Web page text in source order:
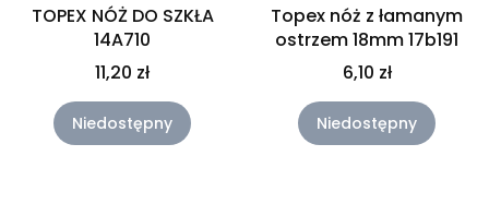
TOPEX NÓŻ DO SZKŁA
14A710
11,20 zł
Niedostępny
Topex nóż z łamanym
ostrzem 18mm 17b191
6,10 zł
Niedostępny